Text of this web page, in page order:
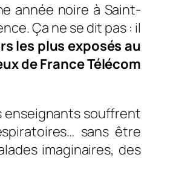
année noire à Saint-
Ça ne se dit pas : il
les plus exposés au
de France Télécom
enseignants souffrent
sans être
imaginaires, des